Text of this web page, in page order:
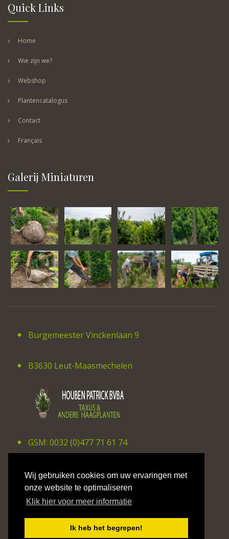
Wij gebruiken cookies om uw ervaringen met
onze website te optimaliseren
Klik hier voor meer informatie
Ik heb het begrepen!
Quick Links
Home
Wie zijn we?
Webshop
Plantencatalogus
Contact
Français
Galerij Miniaturen
Burgemeester Vinckenlaan 9
B3630 Leut-Maasmechelen
GSM: 0032 (0)477 71 61 74
E-mail: patrick_houben@hotmail.com
©2026 CV Studio Hilaire Smits